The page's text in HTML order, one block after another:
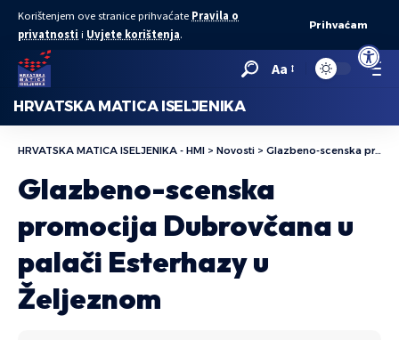
Korištenjem ove stranice prihvaćate Pravila o
privatnosti i Uvjete korištenja.
Prihvaćam
Aa
HRVATSKA MATICA ISELJENIKA
HRVATSKA MATICA ISELJENIKA - HMI > Novosti > Glazbeno-scenska promocija Dubrovčana u palači Esterhazy u Željeznom
Glazbeno-scenska
promocija Dubrovčana u
palači Esterhazy u
Željeznom
Open